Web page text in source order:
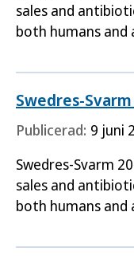
sales and
both humans and
Sweden the…
Swedres-
Publicerad: 9 juni
Swedres-Svarm
sales and
both humans and
Sweden the…